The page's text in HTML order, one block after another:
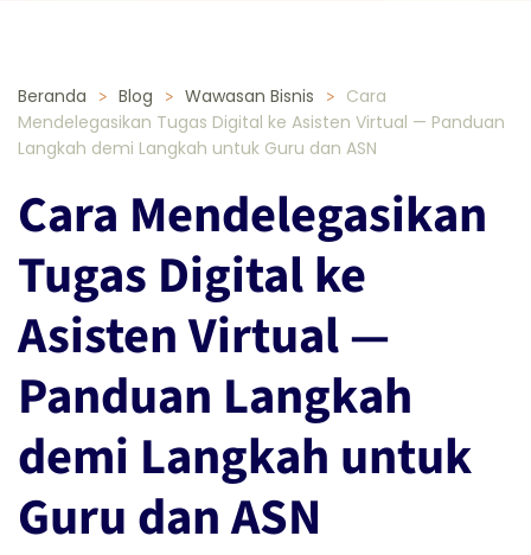
Beranda Blog Wawasan Bisnis
Cara
Mendelegasikan Tugas Digital ke Asisten Virtual — Panduan
Langkah demi Langkah untuk Guru dan ASN
Cara Mendelegasikan
Tugas Digital ke
Asisten Virtual —
Panduan Langkah
demi Langkah untuk
Guru dan ASN